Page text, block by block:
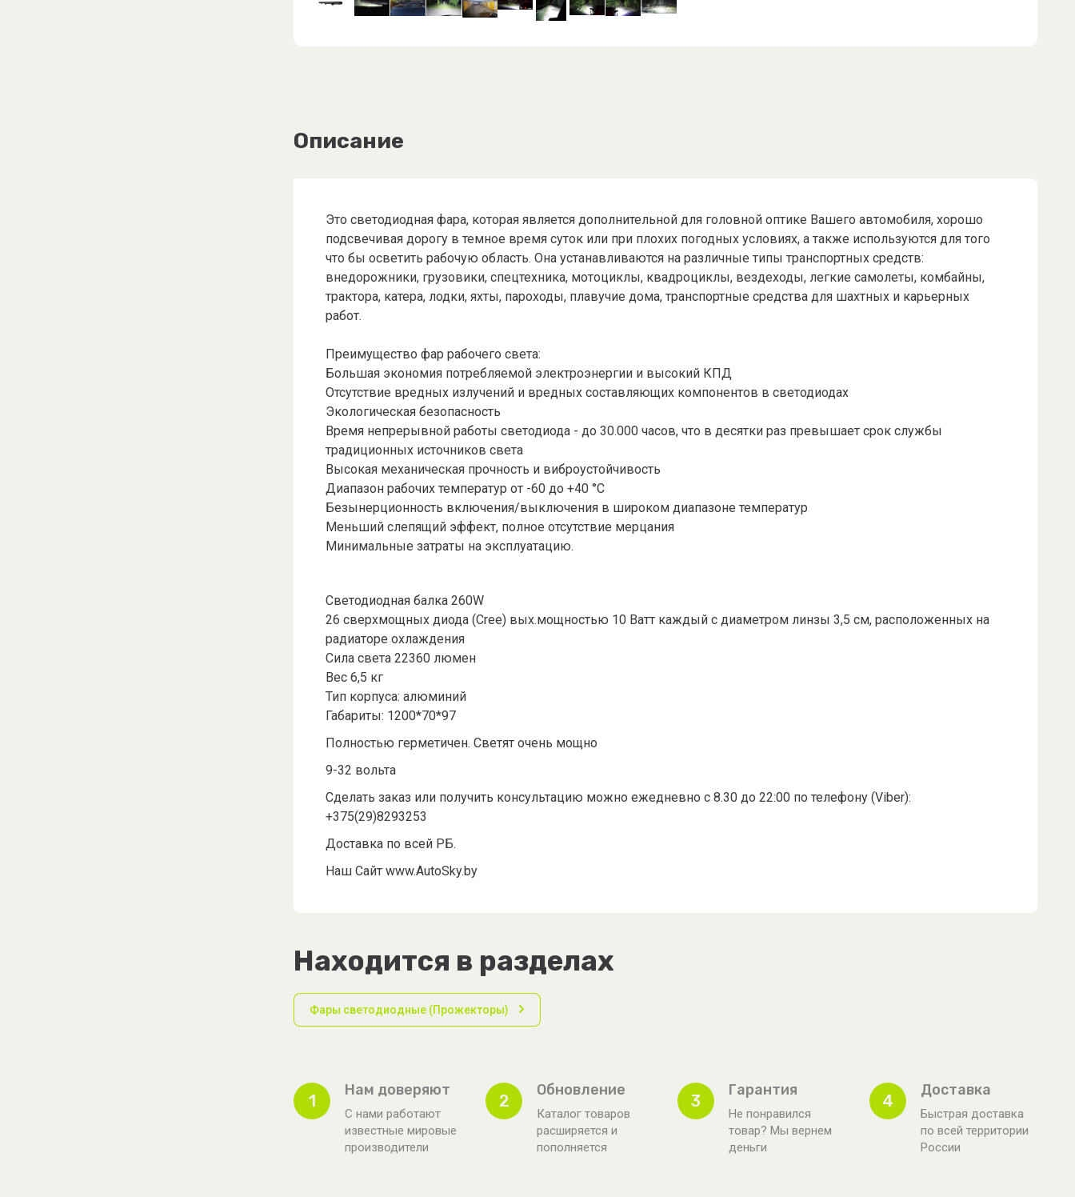
Описание
Это светодиодная фара, которая является дополнительной для головной оптике Вашего автомобиля, хорошо
подсвечивая дорогу в темное время суток или при плохих погодных условиях, а также используются для того
что бы осветить рабочую область. Она устанавливаются на различные типы транспортных средств:
внедорожники, грузовики, спецтехника, мотоциклы, квадроциклы, вездеходы, легкие самолеты, комбайны,
трактора, катера, лодки, яхты, пароходы, плавучие дома, транспортные средства для шахтных и карьерных
работ.
Преимущество фар рабочего света:
Большая экономия потребляемой электроэнергии и высокий КПД
Отсутствие вредных излучений и вредных составляющих компонентов в светодиодах
Экологическая безопасность
Время непрерывной работы светодиода - до 30.000 часов, что в десятки раз превышает срок службы
традиционных источников света
Высокая механическая прочность и виброустойчивость
Диапазон рабочих температур от -60 до +40 °С
Безынерционность включения/выключения в широком диапазоне температур
Меньший слепящий эффект, полное отсутствие мерцания
Минимальные затраты на эксплуатацию.
Светодиодная балка 260W
26 сверхмощных диода (Cree) вых.мощностью 10 Ватт каждый с диаметром линзы 3,5 см, расположенных на
радиаторе охлаждения
Сила света 22360 люмен
Вес 6,5 кг
Тип корпуса: алюминий
Габариты: 1200*70*97
Полностью герметичен. Светят очень мощно
9-32 вольта
Сделать заказ или получить консультацию можно ежедневно с 8.30 до 22:00 по телефону (Viber):
+375(29)8293253
Доставка по всей РБ.
Наш Сайт www.AutoSky.by
Находится в разделах
Фары светодиодные (Прожекторы)
1
Нам доверяют
С нами работают
известные мировые
производители
2
Обновление
Каталог товаров
расширяется и
пополняется
3
Гарантия
Не понравился
товар? Мы вернем
деньги
4
Доставка
Быстрая доставка
по всей территории
России